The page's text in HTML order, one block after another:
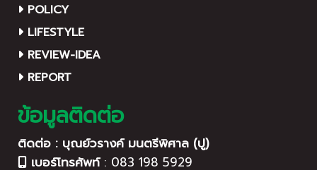
POLICY
LIFESTYLE
REVIEW-IDEA
REPORT
ข้อมูลติดต่อ
ติดต่อ : บุณย์วรางค์ มนตรีพิศาล (ปู)
เบอร์โทรศัพท์: 083 198 5929